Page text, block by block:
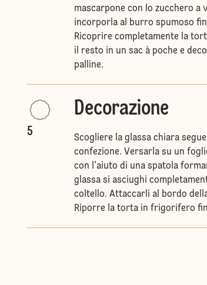
mascarpone con lo zucchero a
incorporla al burro spumoso
Ricoprire completamente la
il resto in un sac à poche e
palline.
5
Decorazione
Scogliere la glassa chiara
confezione. Versarla su un
con l’aiuto di una spatola
glassa si asciughi
coltello. Attaccarli al bordo
Riporre la torta in frigorifero